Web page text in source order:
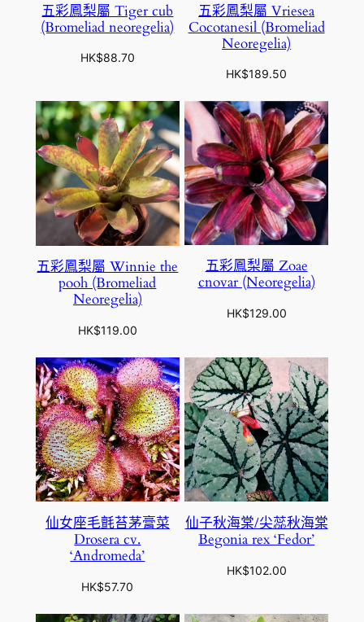
五彩鳳梨屬 Tiger cub
(Bromeliad neoregelia)
HK$88.70
五彩鳳梨屬 Vriesea
Cocotanesil (Bromeliad
Neoregelia)
HK$189.50
五彩鳳梨屬 Winnie the
pooh (Bromeliad
Neoregelia)
HK$119.00
五彩鳳梨屬 Zoae
cnovar (Neoregelia)
HK$129.00
仙女座毛氈苔茅膏菜
Drosera cv.
‘Andromeda’
HK$57.70
仙子秋海棠/尖蕊秋海棠
Begonia rex ‘Fedor’
HK$102.00